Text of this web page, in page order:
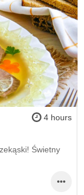
4 hours
Świetny